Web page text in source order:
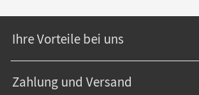
Ihre Vorteile bei uns
Zahlung und Versand